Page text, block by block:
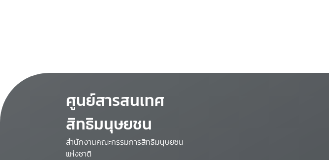
ศูนย์สารสนเทศ
สิทธิมนุษยชน
สำนักงานคณะกรรมการสิทธิมนุษยชน
แห่งชาติ